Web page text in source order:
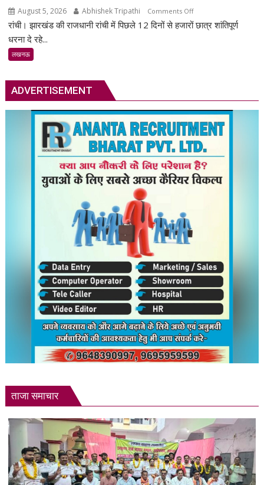
प्रबुद्धजन
August 5, 2026 Abhishek Tripathi Comments Offon
झारखंड
आखिर
क्यों
सड़क
पर
उतरे
युवा,
क्या
रांची। झारखंड की राजधानी रांची में पिछले 12 दिनों से हजारों छात्र शांतिपूर्ण
धरना दे रहे...
लखनऊ
ADVERTISEMENT
ताजा समाचार